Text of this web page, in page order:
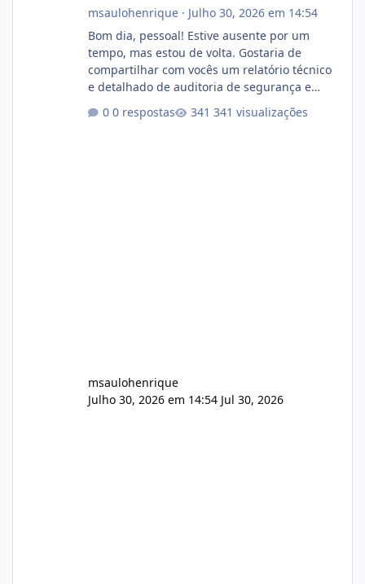
msaulohenrique· Julho 30, 2026 em 14:54
Bom dia, pessoal! Estive ausente por um
tempo, mas estou de volta. Gostaria de
compartilhar com vocês um relatório técnico
e detalhado de auditoria de segurança e
conformidade referente ao VOXPANEL (versão
atualmente em circulação e comercialização
0 respostas 341 visualizações
msaulohenrique
Julho 30, 2026 em 14:54 Jul 30, 2026